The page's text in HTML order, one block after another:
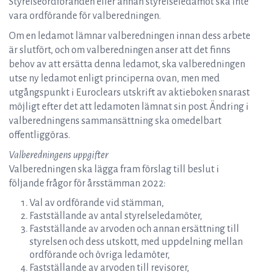
vara ordförande för valberedningen.
Om en ledamot lämnar valberedningen innan dess arbete
är slutfört, och om valberedningen anser att det finns
behov av att ersätta denna ledamot, ska valberedningen
utse ny ledamot enligt principerna ovan, men med
utgångspunkt i Euroclears utskrift av aktieboken snarast
möjligt efter det att ledamoten lämnat sin post. Ändring i
valberedningens sammansättning ska omedelbart
offentliggöras.
Valberedningens uppgifter
Valberedningen ska lägga fram förslag till beslut i
följande frågor för årsstämman 2022:
Val av ordförande vid stämman,
Fastställande av antal styrelseledamöter,
Fastställande av arvoden och annan ersättning till
styrelsen och dess utskott, med uppdelning mellan
ordförande och övriga ledamöter,
Fastställande av arvoden till revisorer,